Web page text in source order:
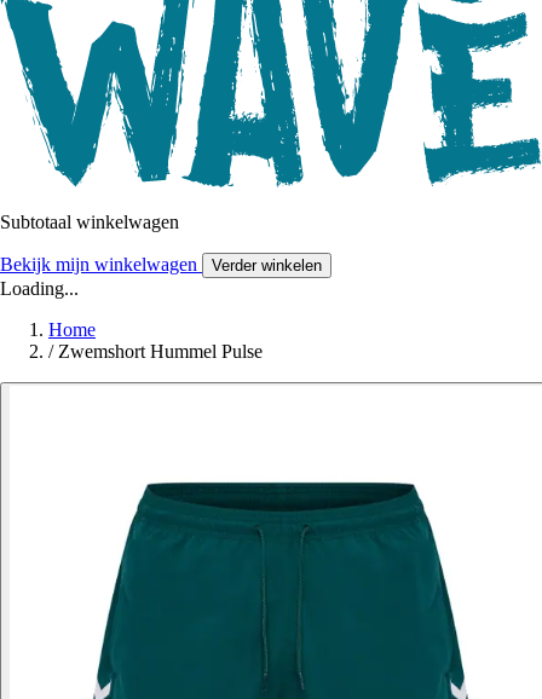
Subtotaal winkelwagen
Bekijk mijn winkelwagen Verder winkelen
Loading...
Home
/ Zwemshort Hummel Pulse